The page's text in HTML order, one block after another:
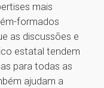
mais
formados
as discussões e
estatal tendem
para todas as
ajudam a